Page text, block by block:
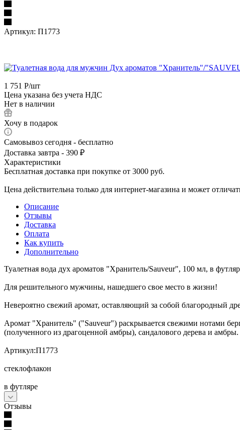
Артикул: П1773
1 751 Р/шт
Цена указана без учета НДС
Нет в наличии
Хочу в подарок
Самовывоз сегодня - бесплатно
Доставка завтра - 390 ₽
Характеристики
Бесплатная доставка при покупке от 3000 руб.
Цена действительна только для интернет-магазина и может
Описание
Отзывы
Доставка
Оплата
Как купить
Дополнительно
Туалетная вода дух ароматов "Хранитель/Sauveur", 100 мл, в
Для решительного мужчины, нашедшего свое место в жизни!
Невероятно свежий аромат, оставляющий за собой благородный
Аромат "Хранитель" ("Sauveur") раскрывается свежими нотами
(полученного из драгоценной амбры), сандалового дерева и амбры.
Артикул:П1773
стеклофлакон
в футляре
Отзывы